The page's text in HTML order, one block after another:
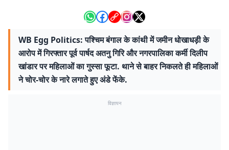
WB Egg Politics: पश्चिम बंगाल के कांथी में जमीन धोखाधड़ी के
आरोप में गिरफ्तार पूर्व पार्षद अतनु गिरि और नगरपालिका कर्मी दिलीप
खांडार पर महिलाओं का गुस्सा फूटा. थाने से बाहर निकलते ही महिलाओं
ने चोर-चोर के नारे लगाते हुए अंडे फेंके.
विज्ञापन